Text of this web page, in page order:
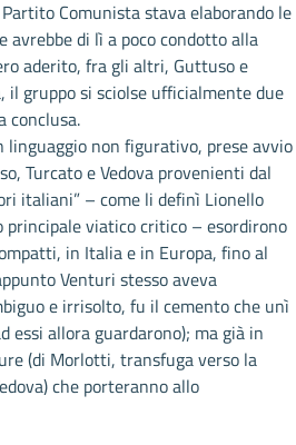
Comunista stava elaborando le
avrebbe di lì a poco condotto alla
aderito, fra gli altri, Guttuso e
il gruppo si sciolse ufficialmente due
conclusa.
linguaggio non figurativo, prese avvio
Turcato e Vedova provenienti dal
italiani” – come li definì Lionello
viatico critico – esordirono
in Italia e in Europa, fino al
Venturi stesso aveva
e irrisolto, fu il cemento che unì
essi allora guardarono); ma già in
(di Morlotti, transfuga verso la
che porteranno allo